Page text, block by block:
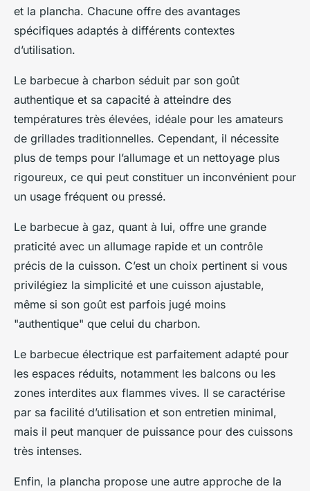
et la plancha. Chacune offre des avantages
spécifiques adaptés à différents contextes
d’utilisation.
Le barbecue à charbon séduit par son goût
authentique et sa capacité à atteindre des
températures très élevées, idéale pour les amateurs
de grillades traditionnelles. Cependant, il nécessite
plus de temps pour l’allumage et un nettoyage plus
rigoureux, ce qui peut constituer un inconvénient pour
un usage fréquent ou pressé.
Le barbecue à gaz, quant à lui, offre une grande
praticité avec un allumage rapide et un contrôle
précis de la cuisson. C’est un choix pertinent si vous
privilégiez la simplicité et une cuisson ajustable,
même si son goût est parfois jugé moins
"authentique" que celui du charbon.
Le barbecue électrique est parfaitement adapté pour
les espaces réduits, notamment les balcons ou les
zones interdites aux flammes vives. Il se caractérise
par sa facilité d’utilisation et son entretien minimal,
mais il peut manquer de puissance pour des cuissons
très intenses.
Enfin, la plancha propose une autre approche de la